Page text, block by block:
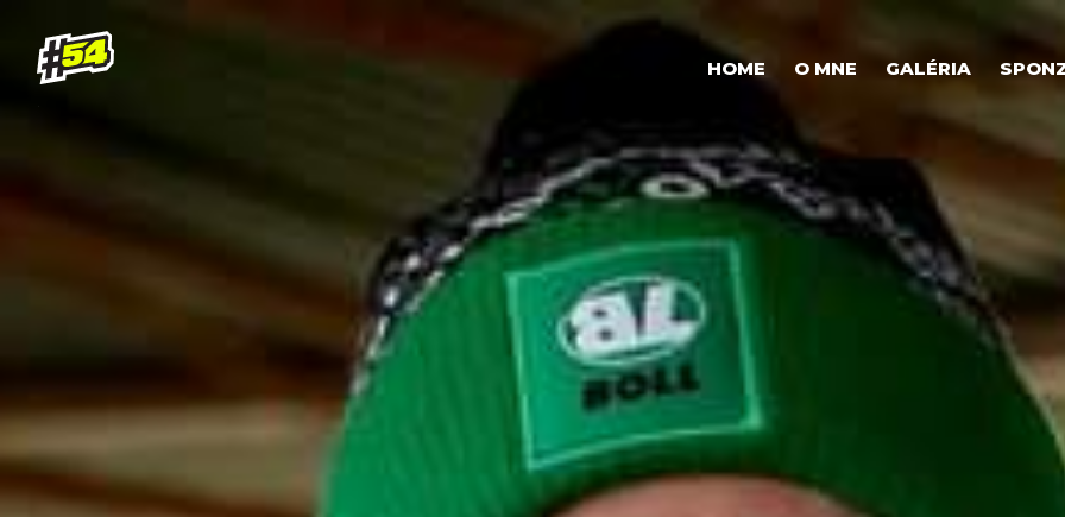
HOME O MNE GALÉRIA